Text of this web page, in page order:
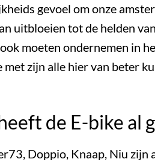
gevoel om onze
uitbloeien tot de helden
moeten ondernemen in
met zijn alle hier van beter
de E-bike al
Doppio, Knaap, Niu